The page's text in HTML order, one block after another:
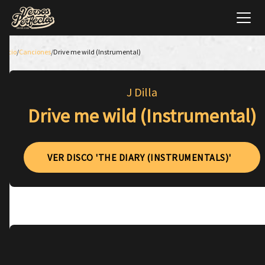
Inicio/Canciones/Drive me wild (Instrumental)
J Dilla
Drive me wild (Instrumental)
VER DISCO 'THE DIARY (INSTRUMENTALS)'